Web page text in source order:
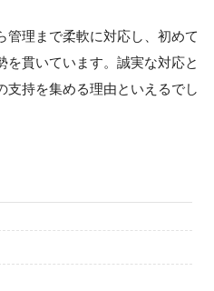
管理まで柔軟に対応し、初めて
貫いています。誠実な対応と
支持を集める理由といえるでし